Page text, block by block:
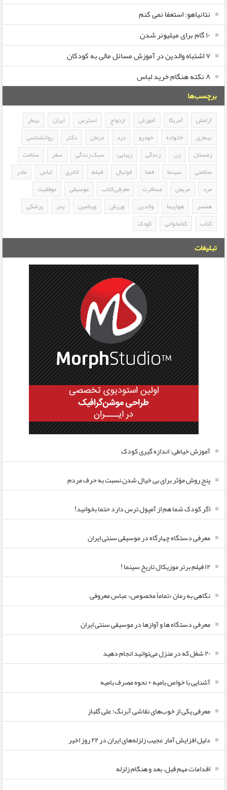
نتانیاهو: استعفا نمی کنم
۱۰ گام برای میلیونر شدن
۷ اشتباه والدین در آموزش مسائل مالی به کودکان
۸ نکته هنگام خرید لباس
برچسب‌ها
آرامش آمریکا آموزش ازدواج استرس ایران
بیمار
بیماری
خانواده خودرو درد درمان دکتر
روانشناسی
زمستان
زن زندگی زیبایی سبک زندگی سفر
سلامت
سلامتی
سینما فضا فوتبال فیلم لاغری لباس
مادر
مرد
مریض مسافرت معرفی کتاب موسیقی
موفقیت
همسر
هواپیما والدین ورزش ویتامین پدر
پزشکی
کتاب
کتابخوانی کودک
تبلیغات
آموزش خیاطی: اندازه گیری کودک
پنج روش مؤثر برای بی خیال شدن نسبت به حرف مردم
اگر کودک شما هم از آمپول ترس دارد حتما بخوانید!
معرفی دستگاه چهارگاه در موسیقی سنتی ایران
۱۲ فیلم برتر موزیکال تاریخ سینما !
نگاهی به رمان «تماماً مخصوص» عباس معروفی
معرفی دستگاه ها و آوازها در موسیقی سنتی ایران
۲۰ شغل که در منزل می‌توانید انجام دهید
آشنایی با خواص بامیه + نحوه مصرف بامیه
معرفی یکی از خوب‌های نقاشی آبرنگ؛ علی گلباز
دلیل افزایش آمار عجیب زلزله‌های ایران در ۲۲ روز اخیر
اقدامات مهم قبل، بعد و هنگام زلزله